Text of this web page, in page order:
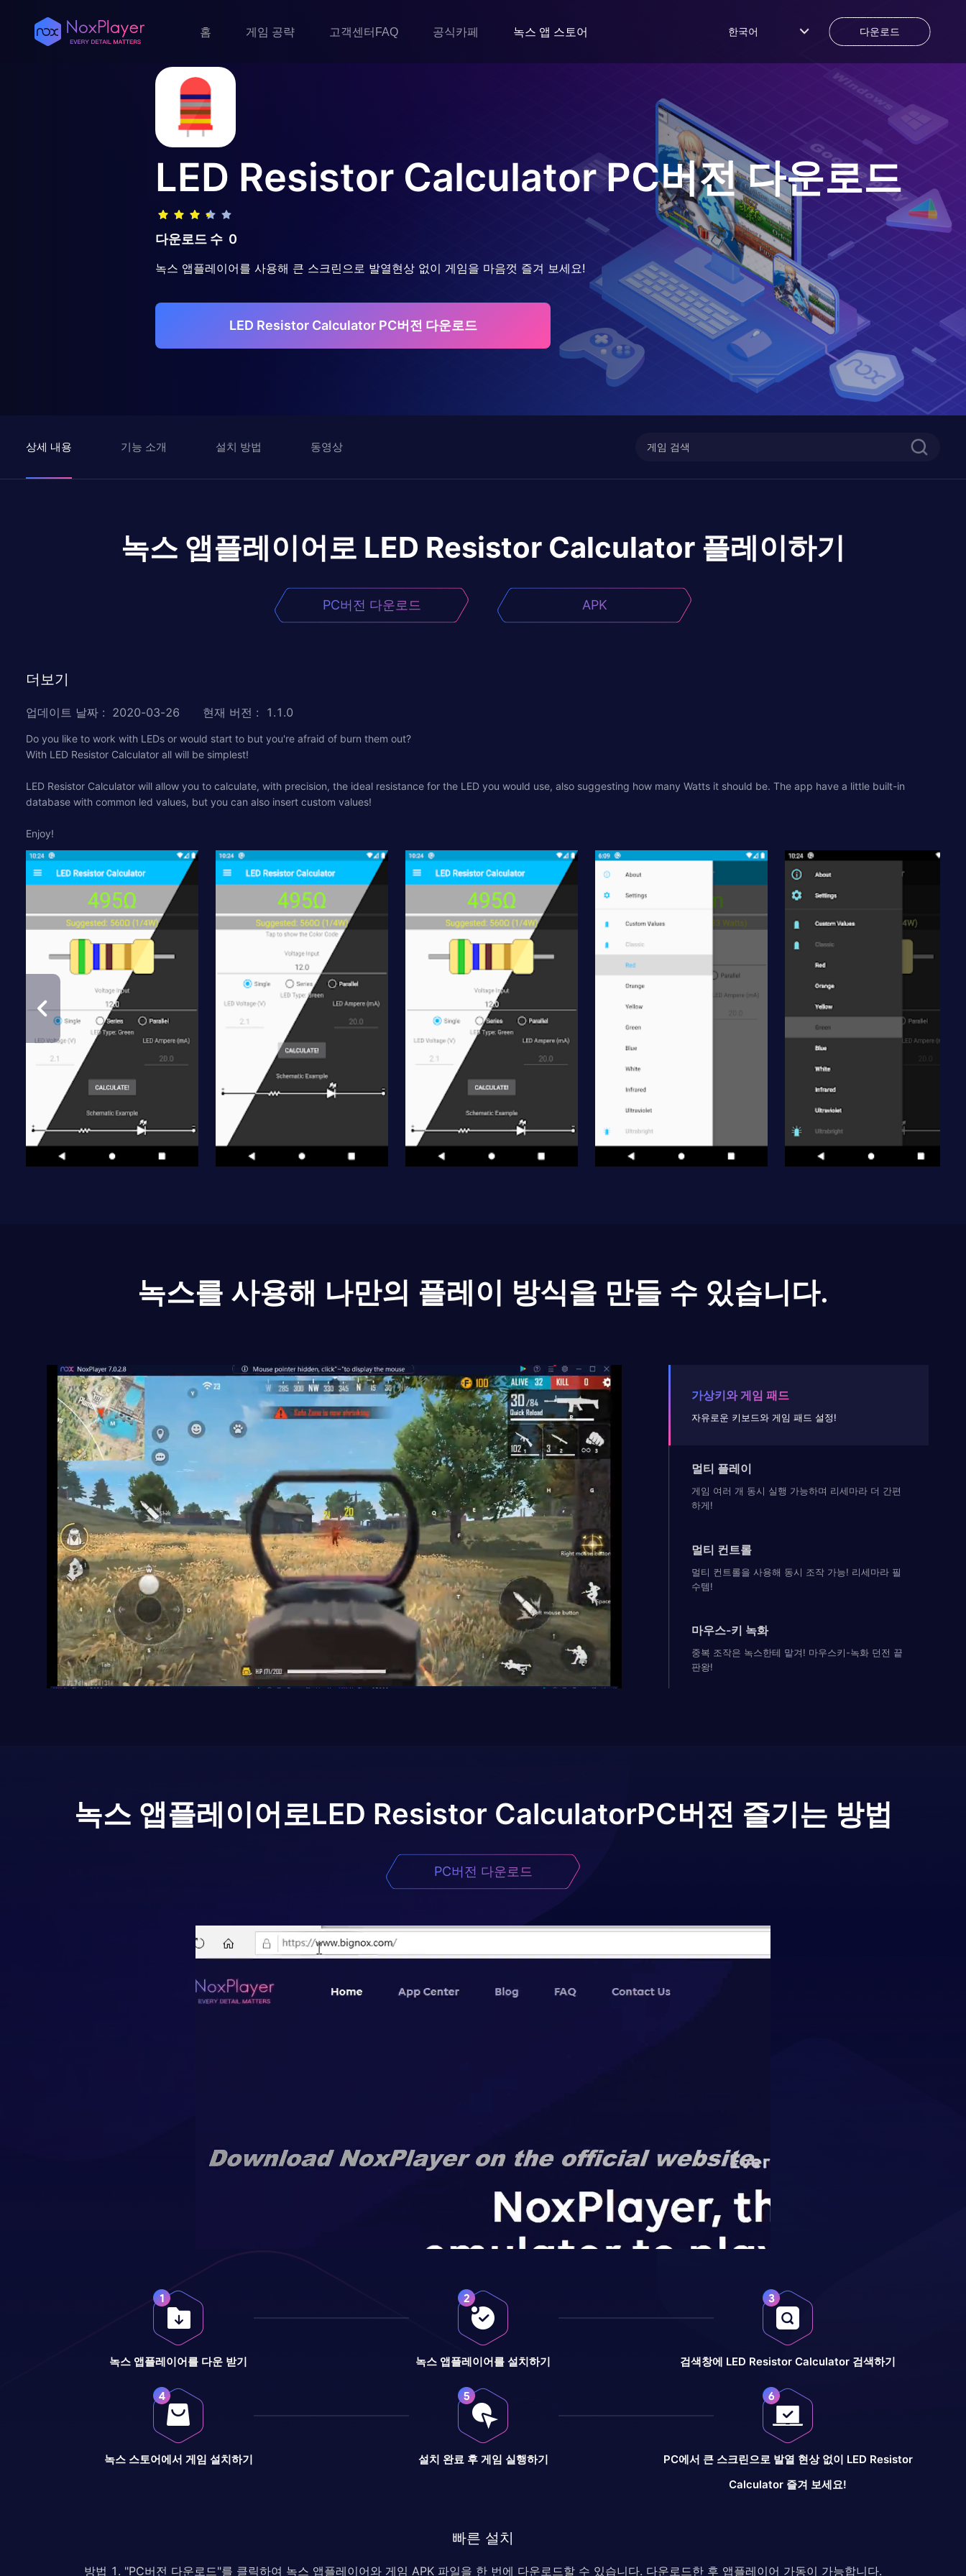
홈 게임 공략 고객센터FAQ 공식카페 녹스 앱 스토어 한국어 다운로드
LED Resistor CalculatorPC버전 다운로드
다운로드 수 0
녹스 앱플레이어를 사용해 큰 스크린으로 발열현상 없이 게임을 마음껏 즐겨 보세요!
LED Resistor Calculator PC버전 다운로드
상세 내용 기능 소개 설치 방법 동영상
녹스 앱플레이어로 LED Resistor Calculator 플레이하기
PC버전 다운로드 APK
더보기
업데이트 날짜 : 2020-03-26 현재 버전 : 1.1.0
Do you like to work with LEDs or would start to but you're afraid of burn them out?
With LED Resistor Calculator all will be simplest!
LED Resistor Calculator will allow you to calculate, with precision, the ideal resistance for the LED you would use, also suggesting how many Watts it should be. The app have a little built-in
database with common led values, but you can also insert custom values!
Enjoy!
녹스를 사용해 나만의 플레이 방식을 만들 수 있습니다.
가상키와 게임 패드
자유로운 키보드와 게임 패드 설정!
멀티 플레이
게임 여러 개 동시 실행 가능하며 리세마라 더 간편
하게!
멀티 컨트롤
멀티 컨트롤을 사용해 동시 조작 가능! 리세마라 필
수템!
마우스-키 녹화
중복 조작은 녹스한테 맡겨! 마우스키-녹화 던전 끝
판왕!
녹스 앱플레이어로LED Resistor CalculatorPC버전 즐기는 방법
PC버전 다운로드
녹스 앱플레이어를 다운 받기 녹스 앱플레이어를 설치하기 검색창에 LED Resistor Calculator 검색하기
녹스 스토어에서 게임 설치하기 설치 완료 후 게임 실행하기
PC에서 큰 스크린으로 발열 현상 없이 LED Resistor
Calculator 즐겨 보세요!
빠른 설치
방법 1. "PC버전 다운로드"를 클릭하여 녹스 앱플레이어와 게임 APK 파일을 한 번에 다운로드할 수 있습니다. 다운로드한 후 앱플레이어 가동이 가능합니다.